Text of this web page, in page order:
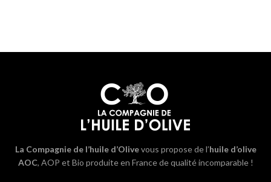
La Compagnie de l’huile d’Olivevous propose de l’huile d’olive
AOC, AOP et Bio produite en France de qualité incomparable !